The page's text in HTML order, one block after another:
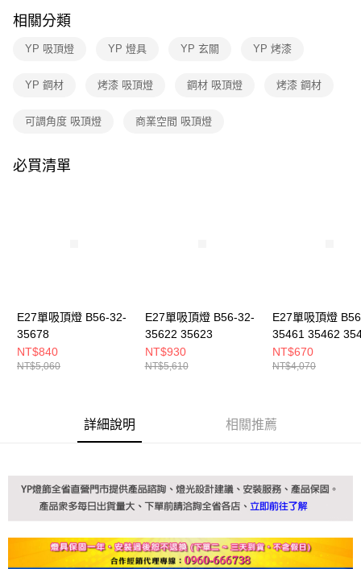
【「AFTEE先享後付」結帳流程】
１．於結帳方式選擇「AFTEE先享後付」後，將跳轉至「AFTEE先享後付」
結帳頁面，進行簡訊認證並確認金額後，即可完成結帳。
ATM／網路銀行／等多元方式進行付款，方視為交易完成。
購買商品的店家。未經商家同意取消之訂單仍視為有效，需透過AFTEE先享
是否繳費成功／繳費後需取消欲退款等相關疑問，請聯繫「AFTEE先享後付
客戶支援中心」
任。
４．使用「AFTEE先享後付」時，將依據個別帳號之用戶狀況，依本公司即
時審查核予不同之上限額度；若仍有額度不足之情形，本公司將視審查結果
請求用戶進行身份認證。
每筆NT$180，滿NT$5,000(含以上)免運費
相關分類
YP 吸頂燈 YP 燈具 YP 玄關 YP 烤漆
YP 鋼材 烤漆 吸頂燈 鋼材 吸頂燈 烤漆 鋼材
可調角度 吸頂燈 商業空間 吸頂燈
必買清單
E27單吸頂燈 B56-32-
35678
NT$840
NT$5,060
E27單吸頂燈 B56-32-
35622 35623
NT$930
NT$5,610
E27單吸頂燈
35461 35462
NT$670
NT$4,070
詳細說明 相關推薦